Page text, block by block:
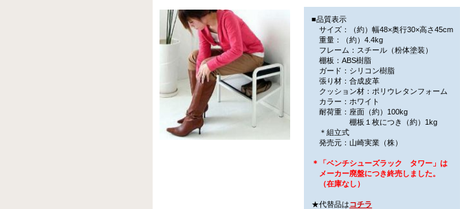
■品質表示
サイズ：（約）幅48×奥行30×高さ45cm
重量：（約）4.4kg
フレーム：スチール（粉体塗装）
棚板：ABS樹脂
ガード：シリコン樹脂
張り材：合成皮革
クッション材：ポリウレタンフォーム
カラー：ホワイト
耐荷重：座面（約）100kg
棚板１枚につき（約）1kg
＊組立式
発売元：山崎実業（株）
＊「ベンチシューズラック タワー」は
メーカー廃盤につき終売しました。
（在庫なし）
★代替品はコチラ